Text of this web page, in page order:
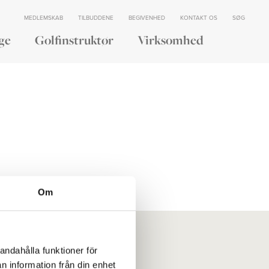
Om
funktioner för
information från din enhet
MEDLEMSKAB TILBUDDENE BEGIVENHED KONTAKT OS SØG
Golfinstruktør Virksomhed
Vores historie